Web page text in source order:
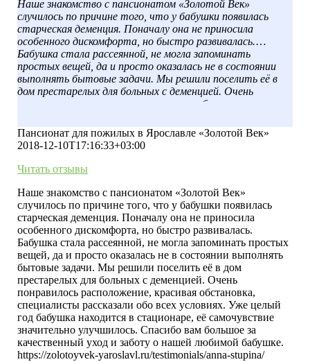
Наше знакомство с пансионатом «Золотой Век»
случилось по причине того, что у бабушки появилась
старческая деменция. Поначалу она не приносила
особенного дискомфорта, но быстро развивалась.
Бабушка стала рассеянной, не могла запоминать
простых вещей, да и просто оказалась не в состоянии
выполнять бытовые задачи. Мы решили поселить её в
дом престарелых для больных с деменцией. Очень
понравилось расположение, красивая обстановка,
год бабушка находится в стационаре, её самочувствие
значительно улучшилось. Спасибо вам большое за
Пансионат для пожилых в Ярославле «Золотой Век»
2018-12-10T17:16:33+03:00
Читать отзывы
Наше знакомство с пансионатом «Золотой Век»
случилось по причине того, что у бабушки появилась
старческая деменция. Поначалу она не приносила
особенного дискомфорта, но быстро развивалась.
Бабушка стала рассеянной, не могла запоминать простых
вещей, да и просто оказалась не в состоянии выполнять
бытовые задачи. Мы решили поселить её в дом
престарелых для больных с деменцией. Очень
понравилось расположение, красивая обстановка,
специалисты рассказали обо всех условиях. Уже целый
год бабушка находится в стационаре, её самочувствие
значительно улучшилось. Спасибо вам большое за
качественный уход и заботу о нашей любимой бабушке.
https://zolotoyvek-yaroslavl.ru/testimonials/anna-stupina/